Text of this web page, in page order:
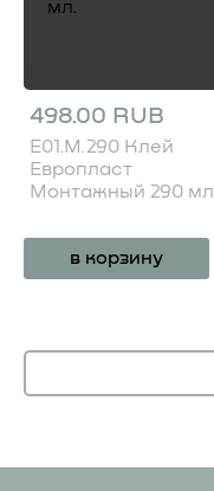
498.00 RUB
E01.M.290 Клей
Европласт
Монтажный 290 мл.
в корзину